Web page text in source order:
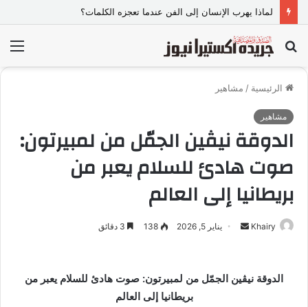
لماذا يهرب الإنسان إلى الفن عندما تعجزه الكلمات؟
بحث
عن
الرئيسية / مشاهير
مشاهير
الدوقة نيڤين الجمّل من لمبيرتون:
صوت هادئ للسلام يعبر من
بريطانيا إلى العالم
Khairy يناير 5, 2026 138
الدوقة نيڤين الجمّل من لمبيرتون: صوت هادئ للسلام يعبر من
بريطانيا إلى العالم